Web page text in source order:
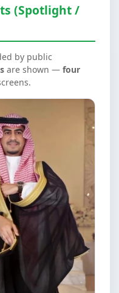
(Spotlight /
by public
are shown — four